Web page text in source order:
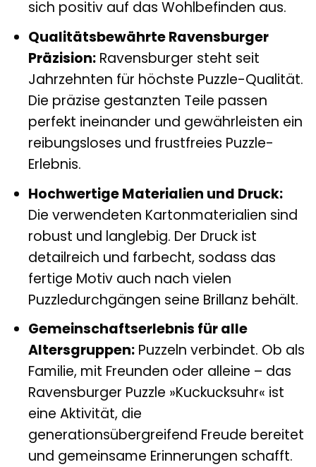
sich positiv auf das Wohlbefinden aus.
Qualitätsbewährte Ravensburger
Präzision:Ravensburger steht seit
Jahrzehnten für höchste Puzzle-Qualität.
Die präzise gestanzten Teile passen
perfekt ineinander und gewährleisten ein
reibungsloses und frustfreies Puzzle-
Erlebnis.
Hochwertige Materialien und Druck:
Die verwendeten Kartonmaterialien sind
robust und langlebig. Der Druck ist
detailreich und farbecht, sodass das
fertige Motiv auch nach vielen
Puzzledurchgängen seine Brillanz behält.
Gemeinschaftserlebnis für alle
Altersgruppen:Puzzeln verbindet. Ob als
Familie, mit Freunden oder alleine – das
Ravensburger Puzzle »Kuckucksuhr« ist
eine Aktivität, die
generationsübergreifend Freude bereitet
und gemeinsame Erinnerungen schafft.